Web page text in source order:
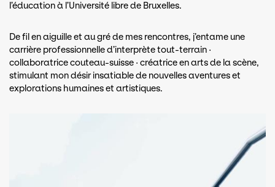
l’éducation à l’Université libre de Bruxelles.
De fil en aiguille et au gré de mes rencontres, j’entame une
carrière professionnelle d’interprète tout-terrain ·
collaboratrice couteau-suisse · créatrice en arts de la scène,
stimulant mon désir insatiable de nouvelles aventures et
explorations humaines et artistiques.